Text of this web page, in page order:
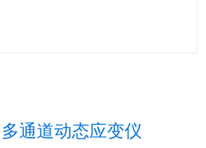
通道动态应变仪